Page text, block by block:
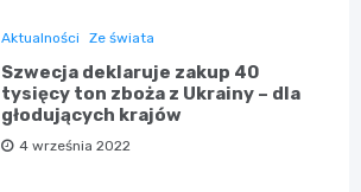
Aktualności Ze świata
Szwecja deklaruje zakup 40
tysięcy ton zboża z Ukrainy – dla
głodujących krajów
4 września 2022